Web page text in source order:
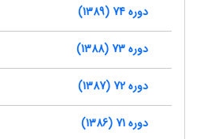
دوره 74 (1389)
دوره 73 (1388)
دوره 72 (1387)
دوره 71 (1386)